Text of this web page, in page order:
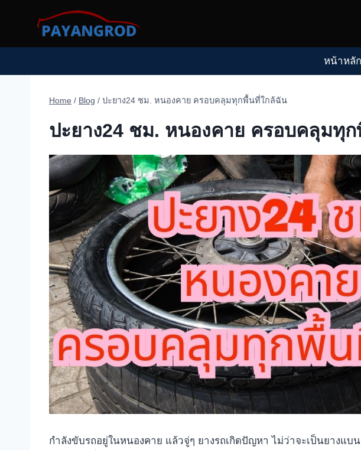
หน้าหลัก
Home / Blog / ปะยาง24 ชม. หนองคาย ครอบคลุมทุกพื้นที่ใกล้ฉัน
ปะยาง24 ชม. หนองคาย ครอบคลุมทุ
กำลังขับรถอยู่ในหนองคาย แล้วจู่ๆ ยางรถเกิดปัญหา ไม่ว่าจะเป็นยางแบ